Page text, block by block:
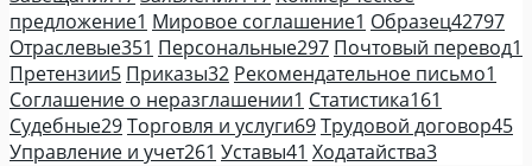
предложение1 Мировое соглашение1 Образец42797
Отраслевые351 Персональные297 Почтовый перевод1
Претензии5 Приказы32 Рекомендательное письмо1
Соглашение о неразглашении1 Статистика161
Судебные29Торговля и услуги69Трудовой договор45
Управление и учет261 Уставы41 Ходатайства3